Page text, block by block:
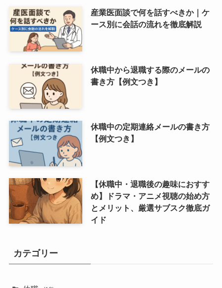
産業医面談で何を話すべきか｜ケ
ース別に会話の流れを徹底解説
休職中から退職する際のメールの
書き方【例文つき】
休職中の定期連絡メールの書き方
【例文つき】
【休職中・退職後の趣味におすす
め】ドラマ・アニメ視聴の始め方
とメリット、厳選サブスク徹底ガ
イド
カテゴリー